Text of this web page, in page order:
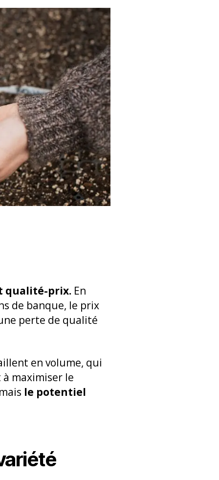
qualité-prix. En
de banque, le prix
perte de qualité
en volume, qui
maximiser le
le potentiel